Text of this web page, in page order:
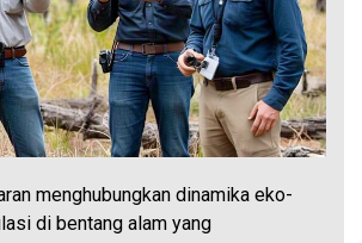
menghubungkan dinamika eko-
di bentang alam yang